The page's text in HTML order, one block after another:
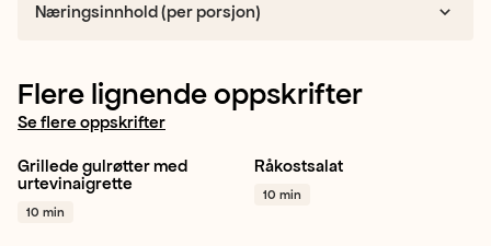
Næringsinnhold (per porsjon)
Flere lignende oppskrifter
Se flere oppskrifter
Gulrot Appelsin
Grilling
Grillede gulrøtter med
urtevinaigrette
10 min
Gulrot Spisskål
+ 1
Råkostsalat
10 min